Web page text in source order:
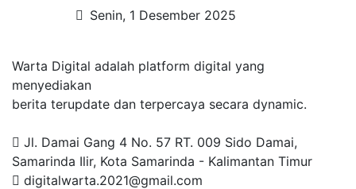
Senin, 1 Desember 2025
Warta Digital adalah platform digital yang
menyediakan
berita terupdate dan terpercaya secara dynamic.
Jl. Damai Gang 4 No. 57 RT. 009 Sido Damai,
Samarinda Ilir, Kota Samarinda - Kalimantan Timur
digitalwarta.2021@gmail.com